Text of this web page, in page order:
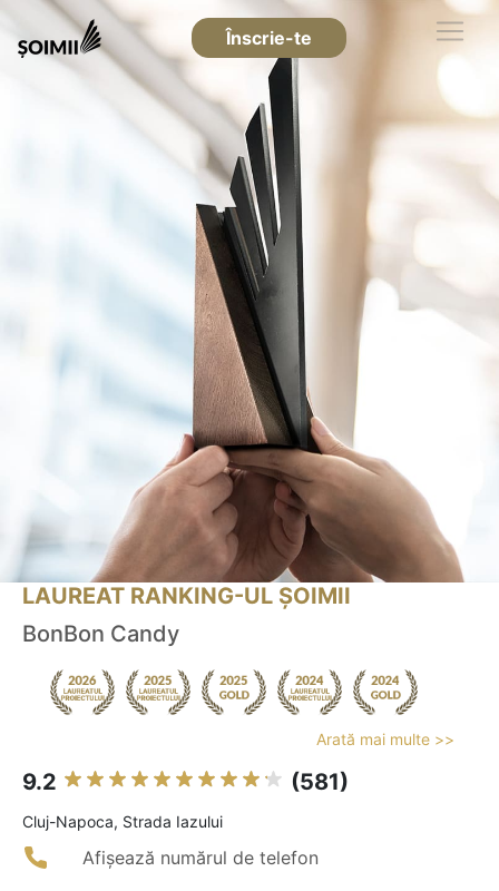
Înscrie-te
LAUREAT RANKING-UL ȘOIMII
BonBon Candy
Arată mai multe >>
9.2 (581)
Cluj-Napoca, Strada Iazului
Afișează numărul de telefon